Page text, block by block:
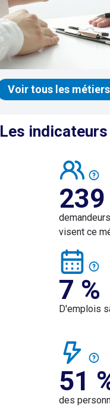
Voir tous les
Les
239
visent ce
7 %
D'emplois
51
des